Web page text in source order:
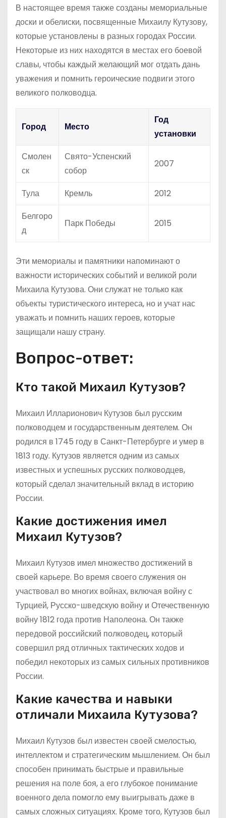
В настоящее время также созданы мемориальные
доски и обелиски, посвященные Михаилу Кутузову,
которые установлены в разных городах России.
Некоторые из них находятся в местах его боевой
славы, чтобы каждый желающий мог отдать дань
уважения и помнить героические подвиги этого
великого полководца.
Город Место
Год
установки
Смолен
ск
Свято-Успенский
собор
2007
Тула Кремль
2012
Белгоро
д
Парк Победы 2015
Эти мемориалы и памятники напоминают о
важности исторических событий и великой роли
Михаила Кутузова. Они служат не только как
объекты туристического интереса, но и учат нас
уважать и помнить наших героев, которые
защищали нашу страну.
Вопрос-ответ:
Кто такой Михаил Кутузов?
Михаил Илларионович Кутузов был русским
полководцем и государственным деятелем. Он
родился в 1745 году в Санкт-Петербурге и умер в
1813 году. Кутузов является одним из самых
известных и успешных русских полководцев,
который сделал значительный вклад в историю
России.
Какие достижения имел
Михаил Кутузов?
Михаил Кутузов имел множество достижений в
своей карьере. Во время своего служения он
участвовал во многих войнах, включая войну с
Турцией, Русско-шведскую войну и Отечественную
войну 1812 года против Наполеона. Он также
передовой российский полководец, который
совершил ряд отличных тактических ходов и
победил некоторых из самых сильных противников
России.
Какие качества и навыки
отличали Михаила Кутузова?
Михаил Кутузов был известен своей смелостью,
интеллектом и стратегическим мышлением. Он был
способен принимать быстрые и правильные
решения на поле боя, а его глубокое понимание
военного дела помогло ему выигрывать даже в
самых сложных ситуациях. Кроме того, Кутузов был